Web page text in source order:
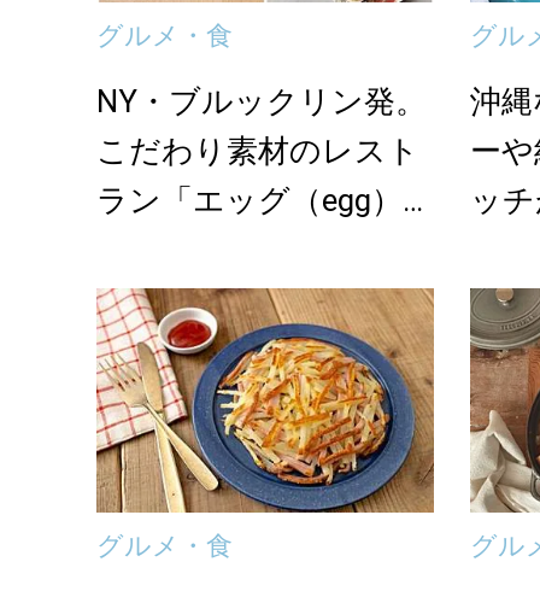
グルメ・食
NY・ブルックリン発。
こだわり素材のレスト
ラン「エッグ（egg）」
グル
沖
ー
ッ
グルメ・食 グル